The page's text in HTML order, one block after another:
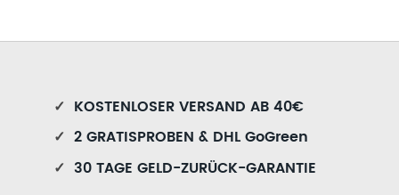
✓ KOSTENLOSER VERSAND AB 40€
✓ 2 GRATISPROBEN & DHL GoGreen
✓ 30 TAGE GELD-ZURÜCK-GARANTIE